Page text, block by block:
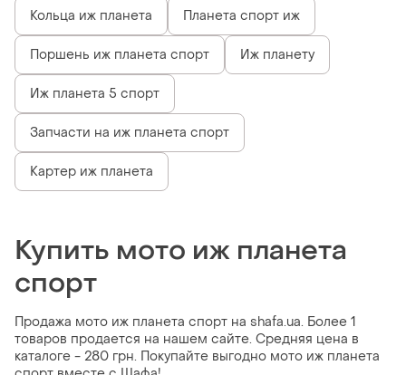
Кольца иж планета Планета спорт иж
Поршень иж планета спорт Иж планету
Иж планета 5 спорт
Запчасти на иж планета спорт
Картер иж планета
Купить мото иж планета
спорт
Продажа мото иж планета спорт на shafa.ua. Более 1
товаров продается на нашем сайте. Средняя цена в
каталоге - 280 грн. Покупайте выгодно мото иж планета